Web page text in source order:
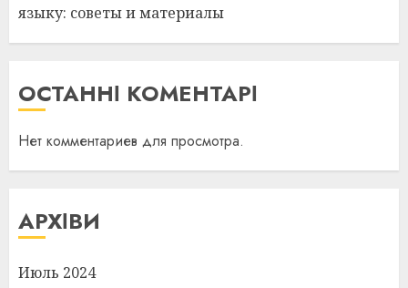
языку: советы и материалы
ОСТАННІ КОМЕНТАРІ
Нет комментариев для просмотра.
АРХІВИ
Июль 2024